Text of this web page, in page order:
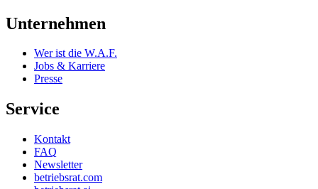
Unternehmen
Wer ist die W.A.F.
Jobs & Karriere
Presse
Service
Kontakt
FAQ
Newsletter
betriebsrat.com